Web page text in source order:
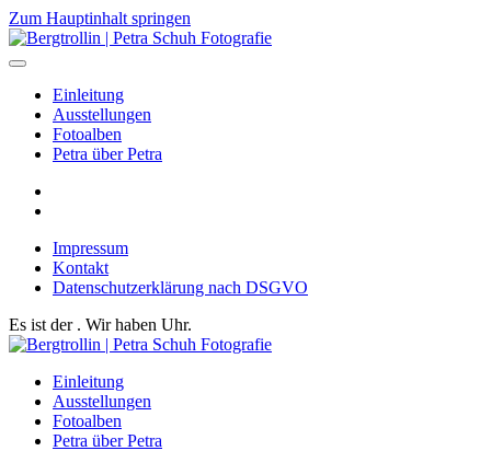
Zum Hauptinhalt springen
Einleitung
Ausstellungen
Fotoalben
Petra über Petra
Impressum
Kontakt
Datenschutzerklärung nach DSGVO
Es ist der . Wir haben Uhr.
Einleitung
Ausstellungen
Fotoalben
Petra über Petra